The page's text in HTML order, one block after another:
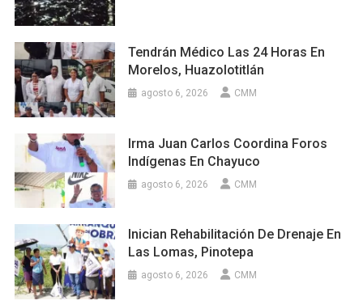
Tendrán Médico Las 24 Horas En
Morelos, Huazolotitlán
agosto 6, 2026 CMM
Irma Juan Carlos Coordina Foros
Indígenas En Chayuco
agosto 6, 2026 CMM
Inician Rehabilitación De Drenaje En
Las Lomas, Pinotepa
agosto 6, 2026 CMM